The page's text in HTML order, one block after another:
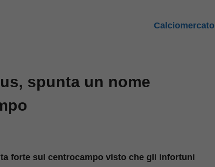
Calciomercato
spunta un nome
forte sul centrocampo visto che gli infortuni